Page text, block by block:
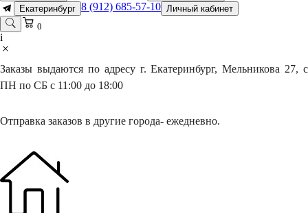
Екатеринбург 8 (912) 685-57-10 Личный кабинет
0
i
Заказы выдаются по адресу г. Екатеринбург, Мельникова 27, с
ПН по СБ с 11:00 до 18:00
Отправка заказов в другие города- ежедневно.